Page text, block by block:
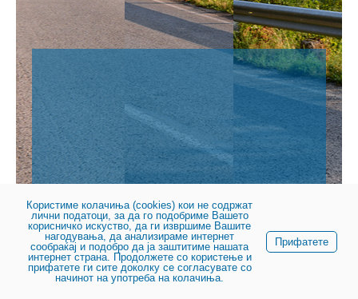
© 2023, Јавно претпријатие за државни патишта
Користиме колачиња (cookies) кои не содржат
лични податоци, за да го подобриме Вашето
корисничко искуство, да ги извршиме Вашите
нагодувања, да анализираме интернет
сообраќај и подобро да ја заштитиме нашата
интернет страна. Продолжете со користење и
прифатете ги сите доколку се согласувате со
начинот на употреба на колачиња.
Прифатете